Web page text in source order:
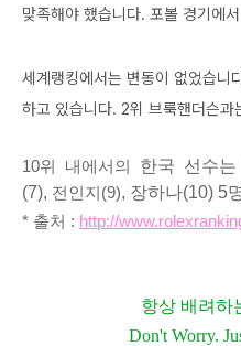
맞족해야 했습니다. 포볼 경기에
세계랭킹에서는 변동이 없었습니
하고 있습니다. 2위 브룩핸더슨
10위 내에서의 한국 선수
(7), 전인지(9), 장하나(10) 5
* 출처 : http://
항상 배려하
Don't Worry.